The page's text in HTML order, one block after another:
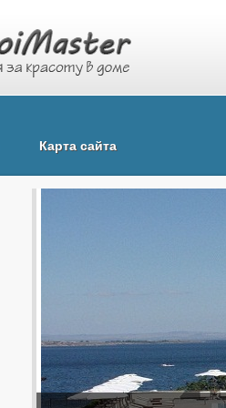
Карта сайта